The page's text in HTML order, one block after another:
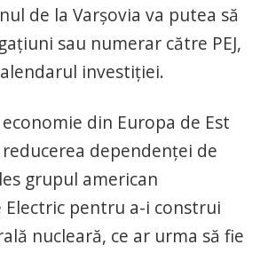
de la Varşovia va putea să
sau numerar către PEJ,
investiţiei.
din Europa de Est
dependenţei de
grupul american
Electric pentru a-i construi
nucleară, ce ar urma să fie